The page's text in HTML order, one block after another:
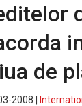
de
2008 |